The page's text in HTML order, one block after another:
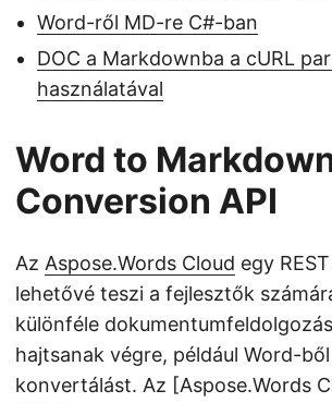
Word-ről MD-re C#-ban
DOC a Markdownba a cURL
használatával
Word to
Conversion API
Az Aspose.Words Cloud egy
lehetővé teszi a fejlesztők
különféle
hajtsanak végre, például Word-
konvertálást. Az [Aspose.Words